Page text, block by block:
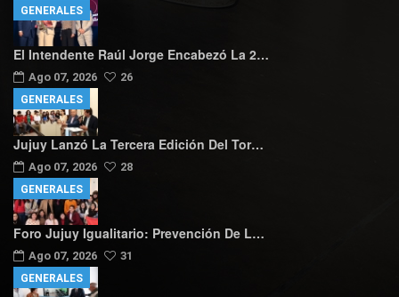
El Intendente Raúl Jorge Encabezó La 2…
Ago 07, 2026 26
GENERALES
Jujuy Lanzó La Tercera Edición Del Tor…
Ago 07, 2026 28
GENERALES
Foro Jujuy Igualitario: Prevención De L…
Ago 07, 2026 31
GENERALES
GENERALES